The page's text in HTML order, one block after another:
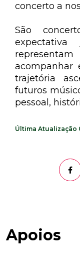
concerto a
São
acompanhar
trajetória
futuros
pessoal,
Última Atualização
Apoios